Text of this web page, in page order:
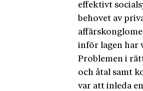
effektivt
behovet av
inför lagen har
Problemen i
och åtal samt
var att inleda